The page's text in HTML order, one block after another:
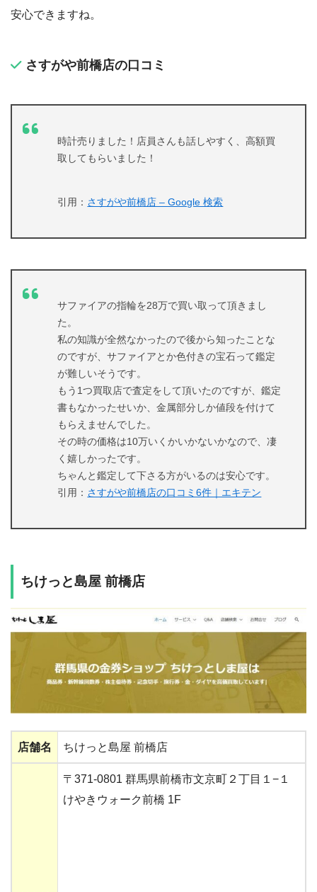
安心できますね。
さすがや前橋店の口コミ
時計売りました！店員さんも話しやすく、高額買
取してもらいました！
引用： さすがや前橋店 – Google 検索
サファイアの指輪を28万で買い取って頂きまし
た。
私の知識が全然なかったので後から知ったことな
のですが、サファイアとか色付きの宝石って鑑定
が難しいそうです。
もう1つ買取店で査定をして頂いたのですが、鑑定
書もなかったせいか、金属部分しか値段を付けて
もらえませんでした。
その時の価格は10万いくかいかないかなので、凄
く嬉しかったです。
ちゃんと鑑定して下さる方がいるのは安心です。
引用： さすがや前橋店の口コミ6件｜エキテン
ちけっと島屋 前橋店
店舗名 ちけっと島屋 前橋店
〒371-0801 群馬県前橋市文京町２丁目１−１
けやきウォーク前橋 1F